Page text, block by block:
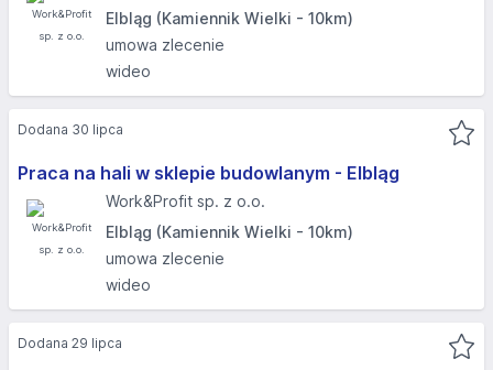
Elbląg (Kamiennik Wielki - 10km)
umowa zlecenie
wideo
Praca na hali w sklepie budowlanym - Elbląg​
Work&Profit sp. z o.o.
Elbląg (Kamiennik Wielki - 10km)
umowa zlecenie
wideo
Dodana 30 lipca
Dodana 29 lipca